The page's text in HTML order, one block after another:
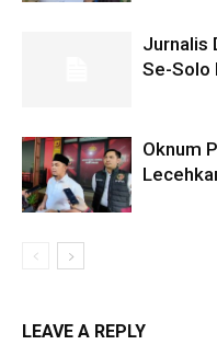
Jurnalis
Se-Solo
Oknum
LEAVE A REPLY